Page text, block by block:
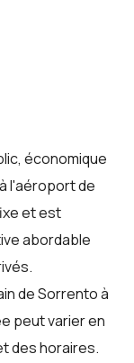
économique
l'aéroport de
et est
abordable
de Sorrento à
peut varier en
des horaires.